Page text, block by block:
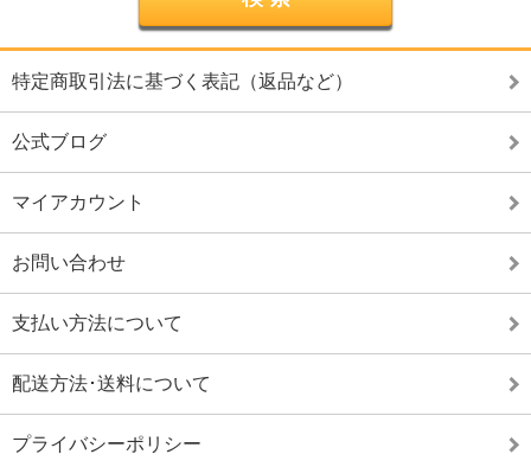
特定商取引法に基づく表記（返品など）
公式ブログ
マイアカウント
お問い合わせ
支払い方法について
配送方法･送料について
プライバシーポリシー